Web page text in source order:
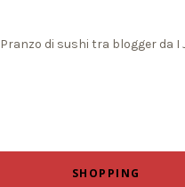
Pranzo di sushi tra blogger da I
SHOPPING